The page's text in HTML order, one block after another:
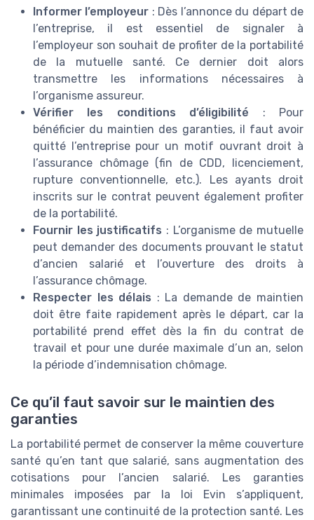
Informer l’employeur : Dès l’annonce du départ de
l’entreprise, il est essentiel de signaler à
l’employeur son souhait de profiter de la portabilité
de la mutuelle santé. Ce dernier doit alors
transmettre les informations nécessaires à
l’organisme assureur.
Vérifier les conditions d’éligibilité : Pour
bénéficier du maintien des garanties, il faut avoir
quitté l’entreprise pour un motif ouvrant droit à
l’assurance chômage (fin de CDD, licenciement,
rupture conventionnelle, etc.). Les ayants droit
inscrits sur le contrat peuvent également profiter
de la portabilité.
Fournir les justificatifs : L’organisme de mutuelle
peut demander des documents prouvant le statut
d’ancien salarié et l’ouverture des droits à
l’assurance chômage.
Respecter les délais : La demande de maintien
doit être faite rapidement après le départ, car la
portabilité prend effet dès la fin du contrat de
travail et pour une durée maximale d’un an, selon
la période d’indemnisation chômage.
Ce qu’il faut savoir sur le maintien des
garanties
La portabilité permet de conserver la même couverture
santé qu’en tant que salarié, sans augmentation des
cotisations pour l’ancien salarié. Les garanties
minimales imposées par la loi Evin s’appliquent,
garantissant une continuité de la protection santé. Les